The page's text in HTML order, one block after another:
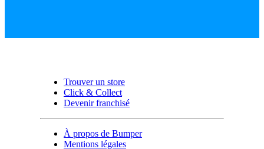
Trouver un store
Click & Collect
Devenir franchisé
À propos de Bumper
Mentions légales